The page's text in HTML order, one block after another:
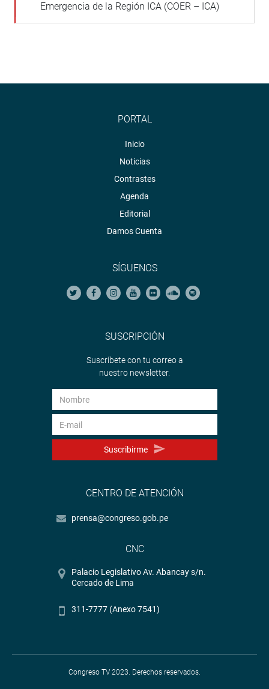
Emergencia de la Región ICA (COER – ICA)
PORTAL
Inicio
Noticias
Contrastes
Agenda
Editorial
Damos Cuenta
SÍGUENOS
SUSCRIPCIÓN
Suscríbete con tu correo a
nuestro newsletter.
Suscribirme
CENTRO DE ATENCIÓN
prensa@congreso.gob.pe
CNC
Palacio Legislativo Av. Abancay s/n.
Cercado de Lima
311-7777 (Anexo 7541)
Congreso TV 2023. Derechos reservados.